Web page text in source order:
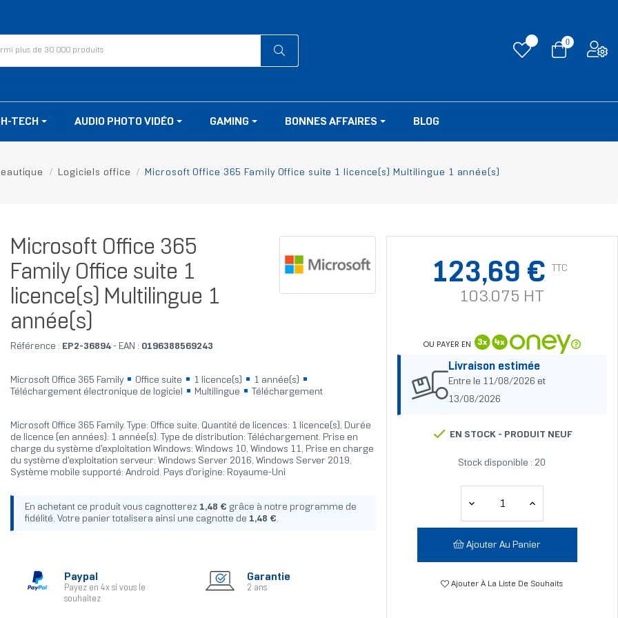
0
TECH AUDIO PHOTO VIDÉO GAMING BONNES AFFAIRES BLOG
Logiciels office Microsoft Office 365 Family Office suite 1 licence(s) Multilingue 1 année(s)
Microsoft Office 365
Family Office suite 1
licence(s) Multilingue 1
année(s)
Référence : EP2-36894- EAN : 0196388569243
Microsoft Office 365 Family Office suite 1 licence(s)
1 année(s)
Téléchargement électronique de logiciel
Multilingue Téléchargement
Microsoft Office 365 Family. Type: Office suite, Quantité de licences: 1 licence(s), Durée
de licence (en années): 1 année(s). Type de distribution: Téléchargement. Prise en
charge du système d'exploitation Windows: Windows 10, Windows 11, Prise en charge
du système d'exploitation serveur: Windows Server 2016, Windows Server 2019,
Système mobile supporté: Android. Pays d'origine: Royaume-Uni
En achetant ce produit vous cagnotterez 1,48 € grâce à notre programme de
fidélité. Votre panier totalisera ainsi une cagnotte de 1,48 €.
Paypal
Payez en 4x si vous le
souhaitez
Garantie
2 ans
123,69 € TTC
103.075 HT
OU PAYER EN
Livraison estimée
Entre le 11/08/2026 et
13/08/2026
EN STOCK - PRODUIT NEUF
Stock disponible : 20
Ajouter Au Panier
Ajouter À La Liste De Souhaits